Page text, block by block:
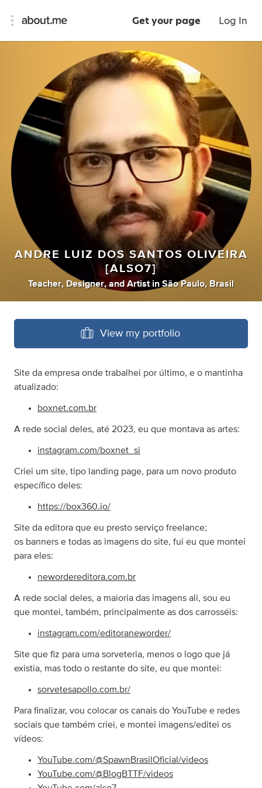
Get your page Log In
ANDRE LUIZ DOS SANTOS OLIVEIRA
[ALSO7]
Teacher, Designer, and Artist in São Paulo, Brasil
View my portfolio
Site da empresa onde trabalhei por último, e o mantinha
atualizado:
boxnet.com.br
A rede social deles, até 2023, eu que montava as artes:
instagram.com/boxnet_si
Criei um site, tipo landing page, para um novo produto
específico deles:
https://box360.io/
Site da editora que eu presto serviço freelance;
os banners e todas as imagens do site, fui eu que montei
para eles:
newordereditora.com.br
A rede social deles, a maioria das imagens ali, sou eu
que montei, também, principalmente as dos carrosséis:
instagram.com/editoraneworder/
Site que fiz para uma sorveteria, menos o logo que já
existia, mas todo o restante do site, eu que montei:
sorvetesapollo.com.br/
Para finalizar, vou colocar os canais do YouTube e redes
sociais que também criei, e montei imagens/editei os
vídeos:
YouTube.com/@SpawnBrasilOficial/videos
YouTube.com/@BlogBTTF/videos